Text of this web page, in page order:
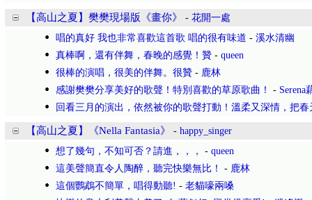
【高山之夏】樊樊現場版《畫你》 - 花開一處
唱的真好 我也非常喜歡這首歌 唱的很有味道 - 溪水清幽
真棒啊，還有伴舞，春晚的感覺！贊 - queen
很棒的演唱，很美的伴舞。很贊 - 鹿林
感謝樊樊分享美好的歌聲！特別喜歡的草原歌曲！
- Serena
回看三月的演出，依然被你的歌聲打動！溫柔又深情，把
【高山之夏】《Nella Fantasia》 - happy_singer
想了幾句，不知可否？請進，，，
- queen
這美聲簡直令人陶醉，聽完快樂無比！
- 鹿林
這個鸚鵡不簡單，唱得動聽! - 老貓嚎兩嗓